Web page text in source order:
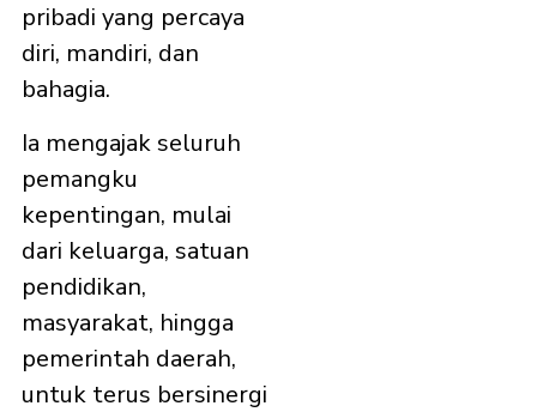
pribadi yang percaya
diri, mandiri, dan
bahagia.
Ia mengajak seluruh
pemangku
kepentingan, mulai
dari keluarga, satuan
pendidikan,
masyarakat, hingga
pemerintah daerah,
untuk terus bersinergi